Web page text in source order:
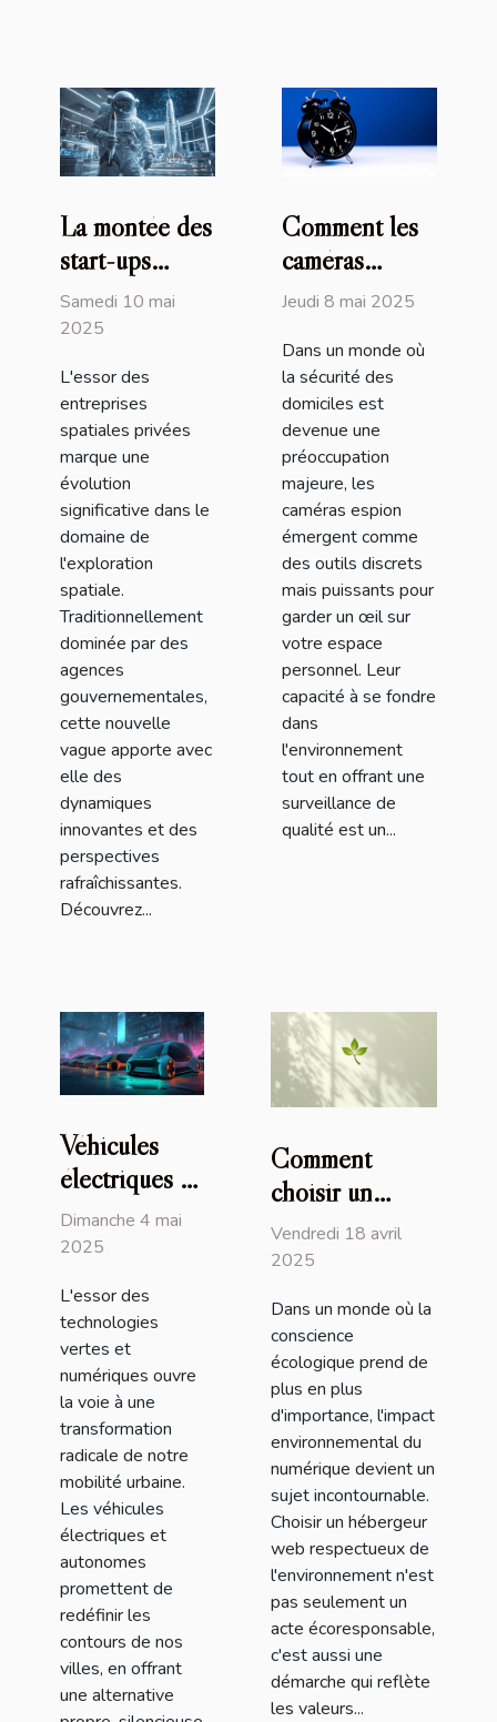
La montée des
start-ups
spatiales
privées et leur
l'exploration
spatiale
Samedi 10 mai
2025
L'essor des
entreprises
spatiales privées
marque une
évolution
significative dans le
domaine de
l'exploration
spatiale.
Traditionnellement
dominée par des
agences
gouvernementales,
cette nouvelle
vague apporte avec
elle des
dynamiques
innovantes et des
perspectives
rafraîchissantes.
Découvrez...
Comment les
caméras
espion
renforcer la
sécurité de
votre domicile
Jeudi 8 mai 2025
Dans un monde où
la sécurité des
domiciles est
devenue une
préoccupation
majeure, les
caméras espion
émergent comme
des outils discrets
mais puissants pour
garder un œil sur
votre espace
personnel. Leur
capacité à se fondre
dans
l'environnement
tout en offrant une
surveillance de
qualité est un...
Véhicules
électriques et
autonomes
vers une
des
transports
urbains
Dimanche 4 mai
2025
L'essor des
technologies
vertes et
numériques ouvre
la voie à une
transformation
radicale de notre
mobilité urbaine.
Les véhicules
électriques et
autonomes
promettent de
redéfinir les
contours de nos
villes, en offrant
une alternative
Comment
choisir un
hébergeur web
respectueux de
l'environnement
?
Vendredi 18 avril
2025
Dans un monde où la
conscience
écologique prend de
plus en plus
d'importance, l'impact
environnemental du
numérique devient un
sujet incontournable.
Choisir un hébergeur
web respectueux de
l'environnement n'est
pas seulement un
acte écoresponsable,
c'est aussi une
démarche qui reflète
les valeurs...